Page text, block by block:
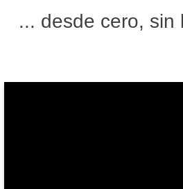
... desde cero, sin